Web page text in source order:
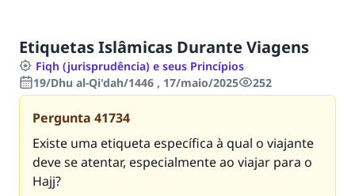
Etiquetas Islâmicas Durante Viagens
Fiqh (jurisprudência) e seus Princípios
19/Dhu al-Qi'dah/1446 , 17/maio/2025
252
Pergunta 41734
Existe uma etiqueta específica à qual o viajante
deve se atentar, especialmente ao viajar para o
Hajj?